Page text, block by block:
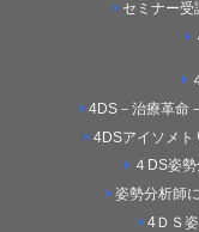
セミナー受
4DS－治療革命
4DSアイソメト
４DS姿
姿勢分析師
4ＤＳ